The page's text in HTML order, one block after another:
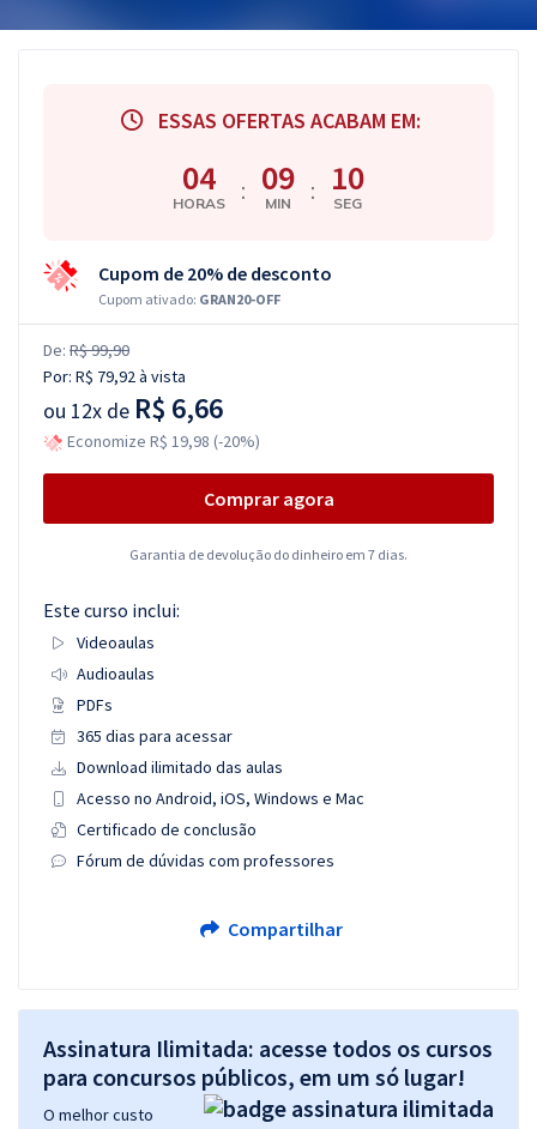
ESSAS OFERTAS ACABAM EM:
04
HORAS : 09
MIN : 09
SEG
Cupom de 20% de desconto
Cupom ativado: GRAN20-OFF
De: R$ 99,90
Por: R$ 79,92à vista
ou 12x de R$ 6,66
Economize R$ 19,98 (-20%)
Comprar agora
Garantia de devolução do dinheiro em 7 dias.
Este curso inclui:
Videoaulas
Audioaulas
PDFs
365 dias para acessar
Download ilimitado das aulas
Acesso no Android, iOS, Windows e Mac
Certificado de conclusão
Fórum de dúvidas com professores
Compartilhar
Assinatura Ilimitada: acesse todos os cursos
para concursos públicos, em um só lugar!
O melhor custo